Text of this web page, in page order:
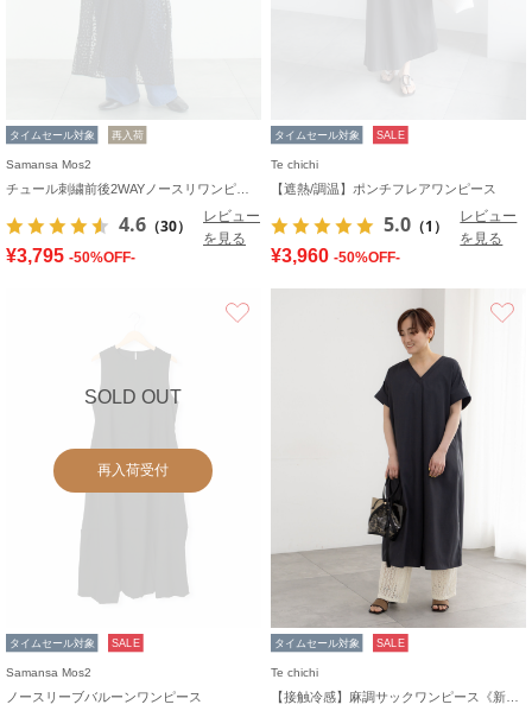
タイムセール対象 再入荷
Samansa Mos2
4.6 （30）
レビュー
を見る
¥3,795 -50%OFF-
タイムセール対象 SALE
Te chichi
【遮熱/調温】ポンチフレアワンピース
5.0 （1）
レビュー
を見る
¥3,960 -50%OFF-
SOLD OUT
再入荷受付
タイムセール対象 SALE
Samansa Mos2
ノースリーブバルーンワンピース
タイムセール対象 SALE
Te chichi